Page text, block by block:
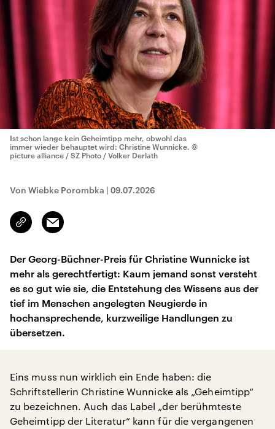
Ist schon lange kein Geheimtipp mehr, obwohl das
immer wieder behauptet wird: Christine Wunnicke. ©
picture alliance / SZ Photo / Volker Derlath
Von Wiebke Porombka | 09.07.2026
Link
kopieren/teilen
Email
Der Georg-Büchner-Preis für Christine Wunnicke ist
mehr als gerechtfertigt: Kaum jemand sonst versteht
es so gut wie sie, die Entstehung des Wissens aus der
tief im Menschen angelegten Neugierde in
hochansprechende, kurzweilige Handlungen zu
übersetzen.
Eins muss nun wirklich ein Ende haben: die
Schriftstellerin Christine Wunnicke als „Geheimtipp“
zu bezeichnen. Auch das Label „der berühmteste
Geheimtipp der Literatur“ kann für die vergangenen